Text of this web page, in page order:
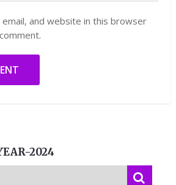
email, and website in this browser
2024